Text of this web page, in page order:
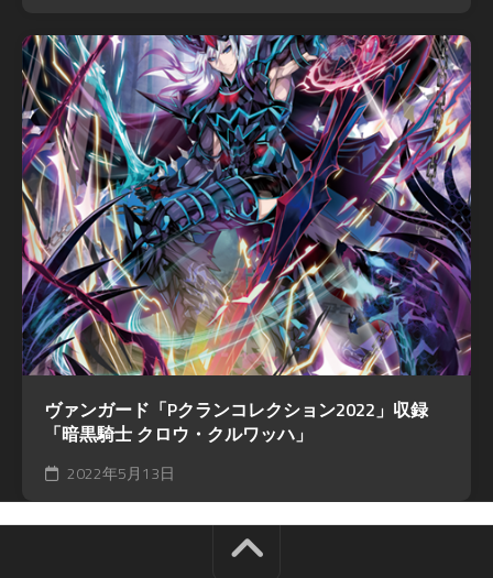
ヴァンガード「Pクランコレクション2022」収録
「暗黒騎士 クロウ・クルワッハ」
2022年5月13日